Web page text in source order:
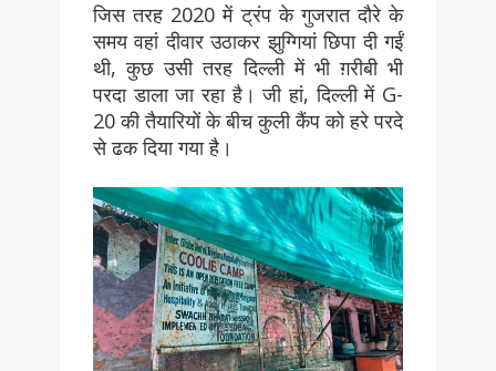
जिस तरह 2020 में ट्रंप के गुजरात दौरे के
समय वहां दीवार उठाकर झुग्गियां छिपा दी गईं
थी, कुछ उसी तरह दिल्ली में भी ग़रीबी भी
परदा डाला जा रहा है। जी हां, दिल्ली में G-
20 की तैयारियों के बीच कुली कैंप को हरे परदे
से ढक दिया गया है।